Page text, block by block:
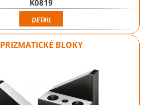
K0819
DETAIL
PRIZMATICKÉ BLOKY